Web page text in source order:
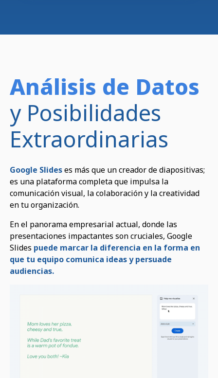
Análisis de Datos
y Posibilidades
Extraordinarias
Google Slideses más que un creador de diapositivas;
es una plataforma completa que impulsa la
comunicación visual, la colaboración y la creatividad
en tu organización.
En el panorama empresarial actual, donde las
presentaciones impactantes son cruciales, Google
Slides puede marcar la diferencia en la forma en
que tu equipo comunica ideas y persuade
audiencias.